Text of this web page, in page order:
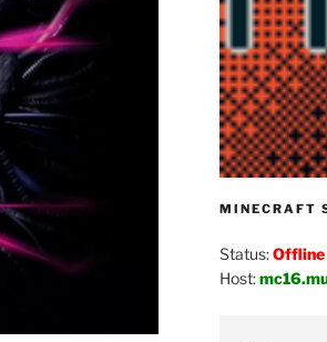
MINECRAFT
Status:Offline
Host: